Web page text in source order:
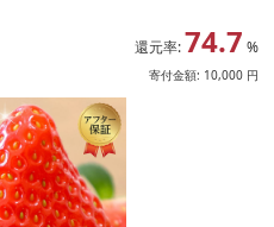
ム スムージー ケーキ
め 3W13
還元率: 74.7 %
寄付金額: 10,000 円